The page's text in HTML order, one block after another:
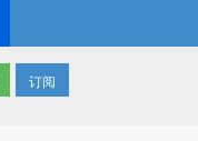
订阅